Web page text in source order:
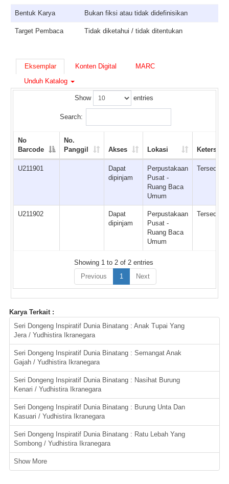
Bentuk Karya Bukan fiksi atau tidak didefinisikan
Target Pembaca Tidak diketahui / tidak ditentukan
Eksemplar Konten Digital
MARC
Unduh Katalog
Show entries
Search:
No
Barcode
No.
Panggil
Akses Lokasi
U211901
Dapat
dipinjam
Perpustakaan
Pusat -
Ruang Baca
Umum
Tersedia
U211902
Dapat
dipinjam
Perpustakaan
Pusat -
Ruang Baca
Umum
Tersedia
Showing 1 to 2 of 2 entries
Previous
1 Next
Karya Terkait :
Seri Dongeng Inspiratif Dunia Binatang : Anak Tupai Yang
Jera / Yudhistira Ikranegara
Seri Dongeng Inspiratif Dunia Binatang : Semangat Anak
Gajah / Yudhistira Ikranegara
Seri Dongeng Inspiratif Dunia Binatang : Nasihat Burung
Kenari / Yudhistira Ikranegara
Seri Dongeng Inspiratif Dunia Binatang : Burung Unta Dan
Kasuari / Yudhistira Ikranegara
Seri Dongeng Inspiratif Dunia Binatang : Ratu Lebah Yang
Sombong / Yudhistira Ikranegara
Show More